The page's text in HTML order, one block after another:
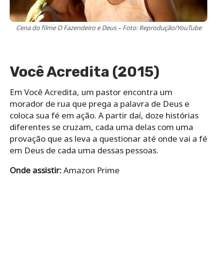
Cena do filme O Fazendeiro e Deus – Foto: Reprodução/YouTube
Você Acredita (2015)
Em Você Acredita, um pastor encontra um
morador de rua que prega a palavra de Deus e
coloca sua fé em ação. A partir daí, doze histórias
diferentes se cruzam, cada uma delas com uma
provação que as leva a questionar até onde vai a fé
em Deus de cada uma dessas pessoas.
Onde assistir:Amazon Prime